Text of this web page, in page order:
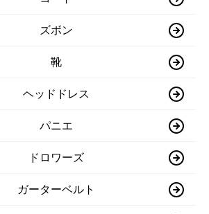
ズボン
靴
ヘッドドレス
パニエ
ドロワーズ
ガーターベルト